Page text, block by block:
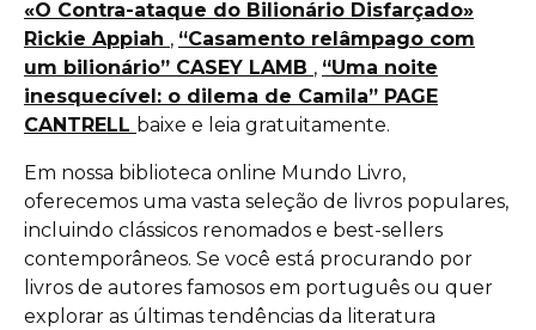
«O Contra-ataque do Bilionário Disfarçado»
Rickie Appiah , “Casamento relâmpago com
um bilionário” CASEY LAMB , “Uma noite
inesquecível: o dilema de Camila” PAGE
CANTRELL baixe e leia gratuitamente.
Em nossa biblioteca online Mundo Livro,
oferecemos uma vasta seleção de livros populares,
incluindo clássicos renomados e best-sellers
contemporâneos. Se você está procurando por
livros de autores famosos em português ou quer
explorar as últimas tendências da literatura